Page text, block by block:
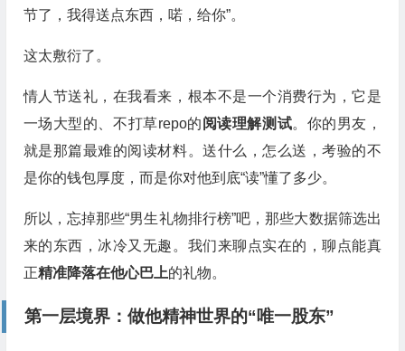
节了，我得送点东西，喏，给你”。
这太敷衍了。
情人节送礼，在我看来，根本不是一个消费行为，它是
一场大型的、不打草repo的阅读理解测试。你的男友，
就是那篇最难的阅读材料。送什么，怎么送，考验的不
是你的钱包厚度，而是你对他到底“读”懂了多少。
所以，忘掉那些“男生礼物排行榜”吧，那些大数据筛选出
来的东西，冰冷又无趣。我们来聊点实在的，聊点能真
正精准降落在他心巴上的礼物。
第一层境界：做他精神世界的“唯一股东”